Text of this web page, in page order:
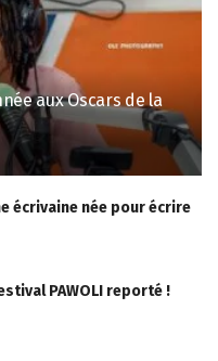
aux Oscars de la
écrivaine née pour écrire
PAWOLI reporté !